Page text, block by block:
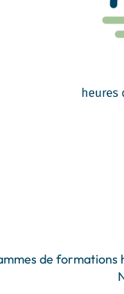
de